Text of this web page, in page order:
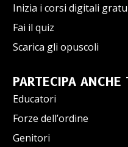
Inizia i corsi digitali
Fai il quiz
Scarica gli opuscoli
PARTECIPA ANCHE
Educatori
Forze dell’ordine
Genitori